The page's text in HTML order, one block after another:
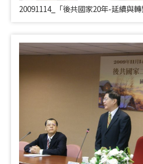
20091114_「後共國家20年-延續與